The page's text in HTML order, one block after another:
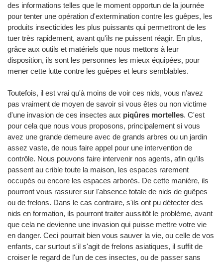
des informations telles que le moment opportun de la journée
pour tenter une opération d'extermination contre les guêpes, les
produits insecticides les plus puissants qui permettront de les
tuer très rapidement, avant qu'ils ne puissent réagir. En plus,
grâce aux outils et matériels que nous mettons à leur
disposition, ils sont les personnes les mieux équipées, pour
mener cette lutte contre les guêpes et leurs semblables.
Toutefois, il est vrai qu'à moins de voir ces nids, vous n'avez
pas vraiment de moyen de savoir si vous êtes ou non victime
d'une invasion de ces insectes aux piqûres mortelles. C'est
pour cela que nous vous proposons, principalement si vous
avez une grande demeure avec de grands arbres ou un jardin
assez vaste, de nous faire appel pour une intervention de
contrôle. Nous pouvons faire intervenir nos agents, afin qu'ils
passent au crible toute la maison, les espaces rarement
occupés ou encore les espaces arborés. De cette manière, ils
pourront vous rassurer sur l'absence totale de nids de guêpes
ou de frelons. Dans le cas contraire, s'ils ont pu détecter des
nids en formation, ils pourront traiter aussitôt le problème, avant
que cela ne devienne une invasion qui puisse mettre votre vie
en danger. Ceci pourrait bien vous sauver la vie, ou celle de vos
enfants, car surtout s'il s'agit de frelons asiatiques, il suffit de
croiser le regard de l'un de ces insectes, ou de passer sans